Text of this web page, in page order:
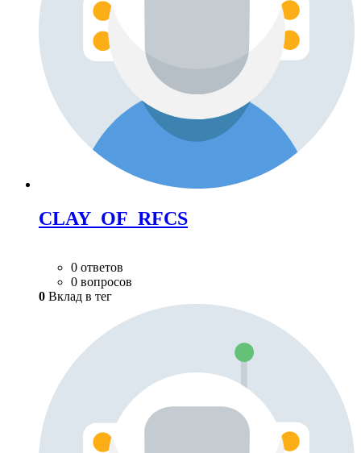
CLAY_OF_RFCS
0 ответов
0 вопросов
0 Вклад в тег